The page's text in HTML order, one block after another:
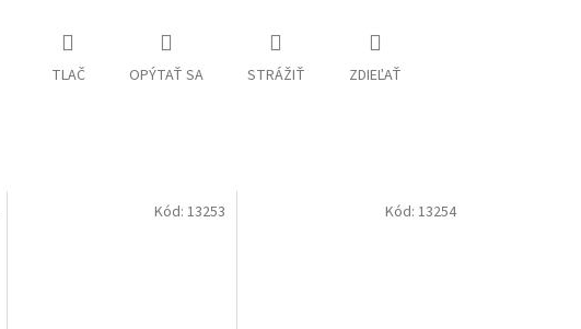
TLAČ OPÝTAŤ SA STRÁŽIŤ ZDIEĽAŤ
Kód:13253 Kód: 13254